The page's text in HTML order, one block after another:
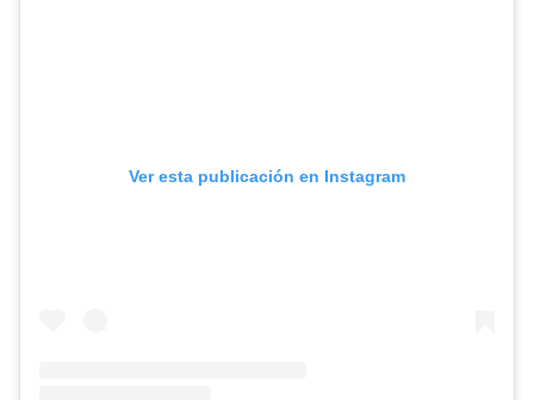
Ver esta publicación en Instagram